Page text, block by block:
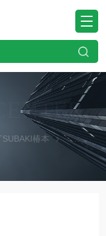
椿本 直线作动